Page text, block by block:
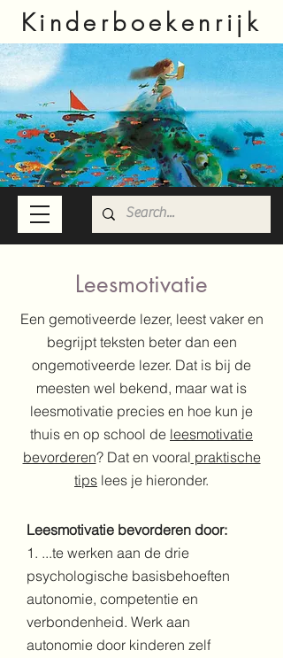
Kinderboekenrijk
Leesmotivatie
Een gemotiveerde lezer, leest vaker en
begrijpt teksten beter dan een
ongemotiveerde lezer. Dat is bij de
meesten wel bekend, maar wat is
leesmotivatie precies en hoe kun je
thuis en op school de leesmotivatie
bevorderen? Dat en vooral praktische
tips lees je hieronder.
Leesmotivatie bevorderen door:
1. ...te werken aan de drie
psychologische basisbehoeften
autonomie, competentie en
verbondenheid. Werk aan
autonomie door kinderen zelf